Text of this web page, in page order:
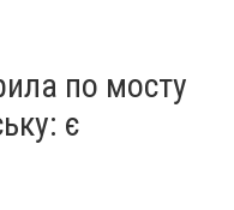
по мосту
є